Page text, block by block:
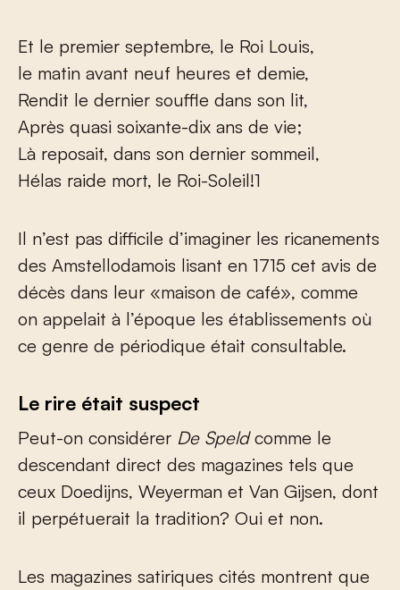
Et le premier septembre, le Roi Louis,
le matin avant neuf heures et demie,
Rendit le dernier souffle dans son lit,
Après quasi soixante-dix ans de vie;
Là reposait, dans son dernier sommeil,
Hélas raide mort, le Roi-Soleil!1
Il n’est pas difficile d’imaginer les ricanements
des Amstellodamois lisant en 1715 cet avis de
décès dans leur «maison de café», comme
on appelait à l’époque les établissements où
ce genre de périodique était consultable.
Le rire était suspect
Peut-on considérer De Speldcomme le
descendant direct des magazines tels que
ceux Doedijns, Weyerman et Van Gijsen, dont
il perpétuerait la tradition? Oui et non.
Les magazines satiriques cités montrent que